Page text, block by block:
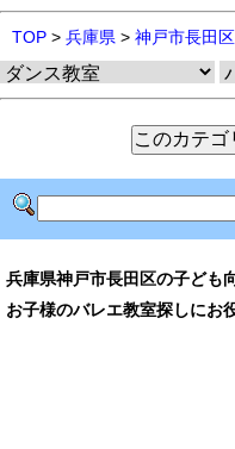
TOP > 兵庫県 > 神戸市長田区
兵庫県神戸市長田区の子ども
お子様のバレエ教室探しにお